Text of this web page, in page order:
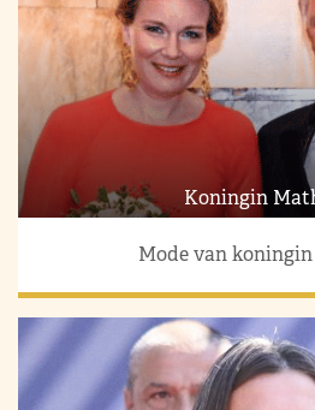
Koningin
Mode van